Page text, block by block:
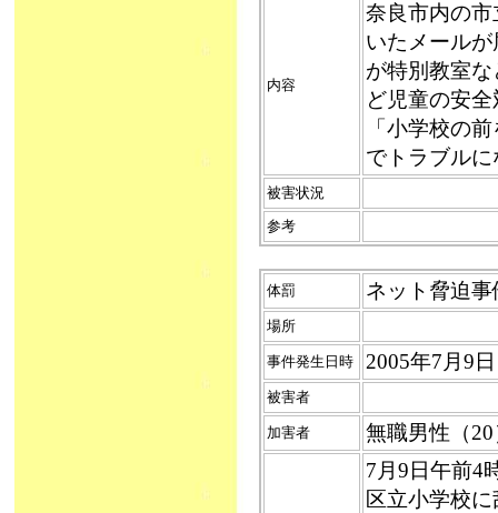
内容
奈良市内の
いたメール
が特別教室
ど児童の安
「小学校の
でトラブル
被害状況
参考
体罰 ネット脅迫事
場所
事件発生日時 2005年7月9
被害者
加害者 無職男性（
7月9日午前4
区立小学校